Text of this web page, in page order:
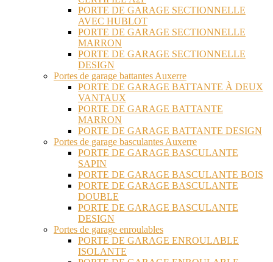
PORTE DE GARAGE SECTIONNELLE
AVEC HUBLOT
PORTE DE GARAGE SECTIONNELLE
MARRON
PORTE DE GARAGE SECTIONNELLE
DESIGN
Portes de garage battantes Auxerre
PORTE DE GARAGE BATTANTE À DEUX
VANTAUX
PORTE DE GARAGE BATTANTE
MARRON
PORTE DE GARAGE BATTANTE DESIGN
Portes de garage basculantes Auxerre
PORTE DE GARAGE BASCULANTE
SAPIN
PORTE DE GARAGE BASCULANTE BOIS
PORTE DE GARAGE BASCULANTE
DOUBLE
PORTE DE GARAGE BASCULANTE
DESIGN
Portes de garage enroulables
PORTE DE GARAGE ENROULABLE
ISOLANTE